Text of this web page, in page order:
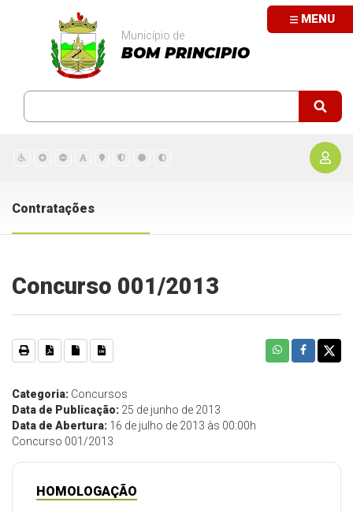
MENU
Município de
BOM PRINCIPIO
Contratações
Concurso 001/2013
Categoria: Concursos
Data de Publicação: 25 de junho de 2013
Data de Abertura: 16 de julho de 2013 às 00:00h
Concurso 001/2013
HOMOLOGAÇÃO